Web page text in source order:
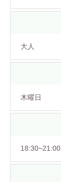
大人
木曜日
18:30~21:00